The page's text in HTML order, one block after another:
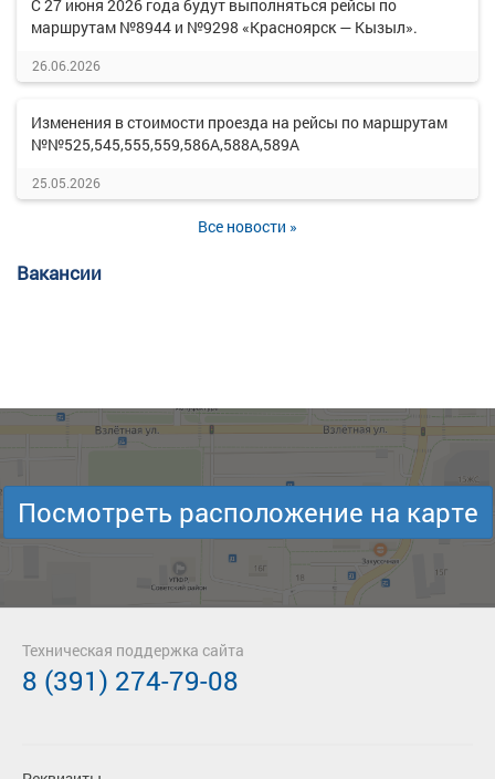
С 27 июня 2026 года будут выполняться рейсы по
маршрутам №8944 и №9298 «Красноярск — Кызыл».
26.06.2026
Изменения в стоимости проезда на рейсы по маршрутам
№№525,545,555,559,586А,588А,589А
25.05.2026
Все новости »
Вакансии
Посмотреть расположение на карте
Техническая поддержка сайта
8 (391) 274-79-08